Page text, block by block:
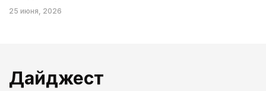
25 июня, 2026
Дайджест